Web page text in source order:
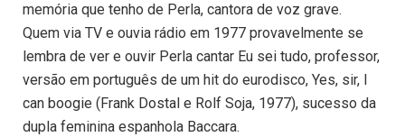
memória que tenho de Perla, cantora de voz grave.
Quem via TV e ouvia rádio em 1977 provavelmente se
lembra de ver e ouvir Perla cantar Eu sei tudo, professor,
versão em português de um hit do eurodisco, Yes, sir, I
can boogie (Frank Dostal e Rolf Soja, 1977), sucesso da
dupla feminina espanhola Baccara.